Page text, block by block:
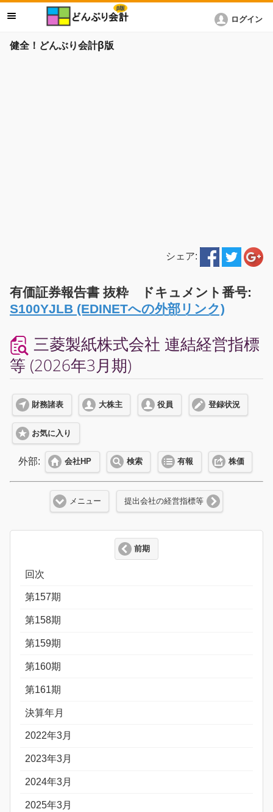
健全！どんぶり会計β版
ログイン
シェア:
有価証券報告書 抜粋 ドキュメント番号:
S100YJLB (EDINETへの外部リンク)
三菱製紙株式会社 連結経営指標
等 (2026年3月期)
財務諸表 大株主 役員 登録状況
お気に入り
外部: 会社HP 検索 有報 株価
メニュー 提出会社の経営指標等
前期
回次
第157期
第158期
第159期
第160期
第161期
決算年月
2022年3月
2023年3月
2024年3月
2025年3月